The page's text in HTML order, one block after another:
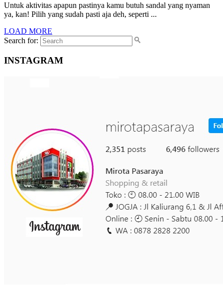
Untuk aktivitas apapun pastinya kamu butuh sandal yang nyaman
ya, kan! Pilih yang sudah pasti aja deh, seperti ...
LOAD MORE
Search for:
INSTAGRAM